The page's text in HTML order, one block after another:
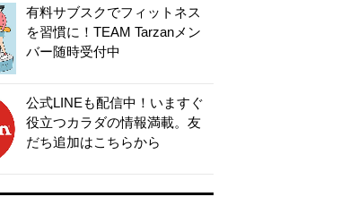
有料サブスクでフィットネス
を習慣に！TEAM Tarzanメン
バー随時受付中
公式LINEも配信中！いますぐ
役立つカラダの情報満載。友
だち追加はこちらから